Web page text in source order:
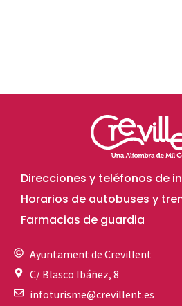
Direcciones y teléfonos de
Horarios de autobuses y
Farmacias de guardia
Ayuntament de Crevillent
C/ Blasco Ibáñez, 8
infoturisme@crevillent.es